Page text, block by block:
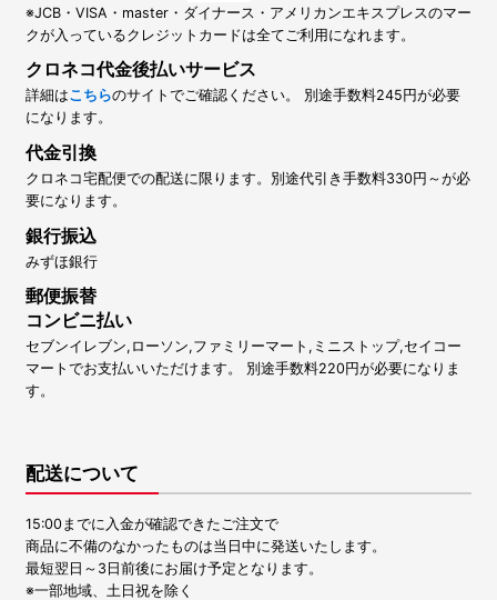
※JCB・VISA・master・ダイナース・アメリカンエキスプレスのマー
クが入っているクレジットカードは全てご利用になれます。
クロネコ代金後払いサービス
詳細はこちらのサイトでご確認ください。 別途手数料245円が必要
になります。
代金引換
クロネコ宅配便での配送に限ります。別途代引き手数料330円～が必
要になります。
銀行振込
みずほ銀行
郵便振替
コンビニ払い
セブンイレブン,ローソン,ファミリーマート,ミニストップ,セイコー
マートでお支払いいただけます。 別途手数料220円が必要になりま
す。
配送について
15:00までに入金が確認できたご注文で
商品に不備のなかったものは当日中に発送いたします。
最短翌日～3日前後にお届け予定となります。
※一部地域、土日祝を除く